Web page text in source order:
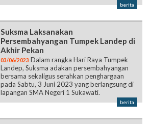
berita
Suksma Laksanakan
Persembahyangan Tumpek Landep di
Akhir Pekan
03/06/2023 Dalam rangka Hari Raya Tumpek
Landep, Suksma adakan persembahyangan
bersama sekaligus serahkan penghargaan
pada Sabtu, 3 Juni 2023 yang berlangsung di
lapangan SMA Negeri 1 Sukawati.
berita